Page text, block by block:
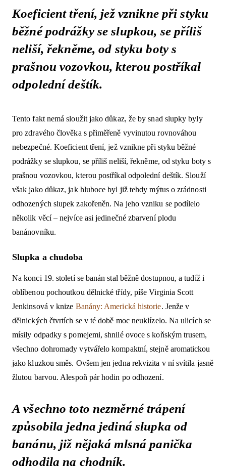
Koeficient tření, jež vznikne při styku
běžné podrážky se slupkou, se příliš
neliší, řekněme, od styku boty s
prašnou vozovkou, kterou postříkal
odpolední deštík.
Tento fakt nemá sloužit jako důkaz, že by snad slupky byly
pro zdravého člověka s přiměřeně vyvinutou rovnováhou
nebezpečné. Koeficient tření, jež vznikne při styku běžné
podrážky se slupkou, se příliš neliší, řekněme, od styku boty s
prašnou vozovkou, kterou postříkal odpolední deštík. Slouží
však jako důkaz, jak hluboce byl již tehdy mýtus o zrádnosti
odhozených slupek zakořeněn. Na jeho vzniku se podílelo
několik věcí – nejvíce asi jedinečné zbarvení plodu
banánovníku.
Slupka a chudoba
Na konci 19. století se banán stal běžně dostupnou, a tudíž i
oblíbenou pochoutkou dělnické třídy, píše Virginia Scott
Jenkinsová v knize Banány: Americká historie. Jenže v
dělnických čtvrtích se v té době moc neuklízelo. Na ulicích se
mísily odpadky s pomejemi, shnilé ovoce s koňským trusem,
všechno dohromady vytvářelo kompaktní, stejně aromatickou
jako kluzkou směs. Ovšem jen jedna rekvizita v ní svítila jasně
žlutou barvou. Alespoň pár hodin po odhození.
A všechno toto nezměrné trápení
způsobila jedna jediná slupka od
banánu, již nějaká mlsná panička
odhodila na chodník.